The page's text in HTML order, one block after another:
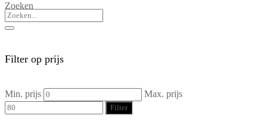
Zoeken
Filter op prijs
Min. prijs Max. prijs
Filter